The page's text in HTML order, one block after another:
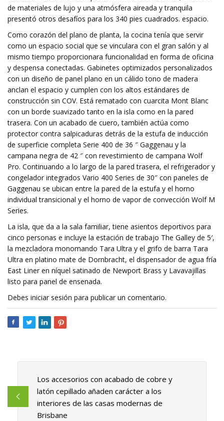
de materiales de lujo y una atmósfera aireada y tranquila
presentó otros desafíos para los 340 pies cuadrados. espacio.
Como corazón del plano de planta, la cocina tenía que servir
como un espacio social que se vinculara con el gran salón y al
mismo tiempo proporcionara funcionalidad en forma de oficina
y despensa conectadas. Gabinetes optimizados personalizados
con un diseño de panel plano en un cálido tono de madera
anclan el espacio y cumplen con los altos estándares de
construcción sin COV. Está rematado con cuarcita Mont Blanc
con un borde suavizado tanto en la isla como en la pared
trasera. Con un acabado de cuero, también actúa como
protector contra salpicaduras detrás de la estufa de inducción
de superficie completa Serie 400 de 36 ″ Gaggenau y la
campana negra de 42 ″ con revestimiento de campana Wolf
Pro. Continuando a lo largo de la pared trasera, el refrigerador y
congelador integrados Vario 400 Series de 30″ con paneles de
Gaggenau se ubican entre la pared de la estufa y el horno
individual transicional y el horno de vapor de convección Wolf M
Series.
La isla, que da a la sala familiar, tiene asientos deportivos para
cinco personas e incluye la estación de trabajo The Galley de 5′,
la mezcladora monomando Tara Ultra y el grifo de barra Tara
Ultra en platino mate de Dornbracht, el dispensador de agua fría
East Liner en níquel satinado de Newport Brass y Lavavajillas
listo para panel de ensenada.
Debes iniciar sesión para publicar un comentario.
Los accesorios con acabado de cobre y
latón cepillado añaden carácter a los
interiores de las casas modernas de
Brisbane